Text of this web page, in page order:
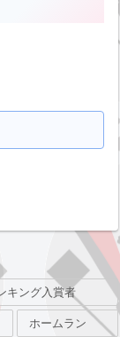
キング入賞者
ホームラン